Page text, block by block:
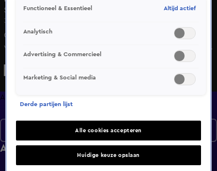
Seizoen 4, aflevering 15
3 nov 2019, 12:40
Corné en Connie Marinussen uit Rotterdam zijn beiden
visueel gehandicapt, maar dat weerhoudt hen er niet van
om de hele wereld over te reizen per cruiseschip.
Connie weet uit ervaring hoeveel verschil een
geleidehond kan maken en daarom willen zij nalaten aan
KNGF Geleidehonden. &#xA;
Afleveringen
Afleveringen
Functioneel & Essentieel Altijd actief
Analytisch
Advertising & Commercieel
Marketing & Social media
Derde partijen lijst
Alle cookies accepteren
Huidige keuze opslaan